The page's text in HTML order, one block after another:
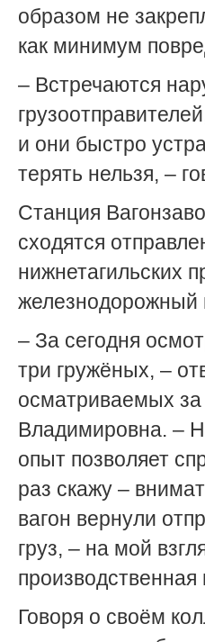
образом не
как минимум
– Встречаются
и они быстро
терять нельзя, –
Станция
сходятся
нижнетагильских
железнодорожный
– За сегодня
три гружёных, –
осматриваемых
Владимировна. –
опыт позволяет
раз скажу –
вагон вернули
груз, – на мой
производственная
Говоря о своём